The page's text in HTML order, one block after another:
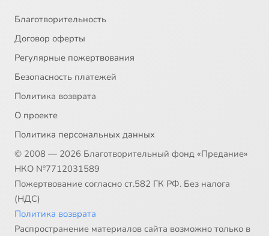
Благотворительность
Договор оферты
Регулярные пожертвования
Безопасность платежей
Политика возврата
О проекте
Политика персональных данных
© 2008 — 2026 Благотворительный фонд «Предание»
НКО №7712031589
Пожертвование согласно ст.582 ГК РФ. Без налога
(НДС)
Политика возврата
Распространение материалов сайта возможно только в